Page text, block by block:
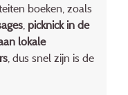
boeken, zoals
, picknick in de
lokale
, dus snel zijn is de